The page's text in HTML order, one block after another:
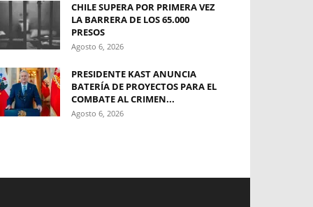
CHILE SUPERA POR PRIMERA VEZ
LA BARRERA DE LOS 65.000
PRESOS
Agosto 6, 2026
PRESIDENTE KAST ANUNCIA
BATERÍA DE PROYECTOS PARA EL
COMBATE AL CRIMEN...
Agosto 6, 2026